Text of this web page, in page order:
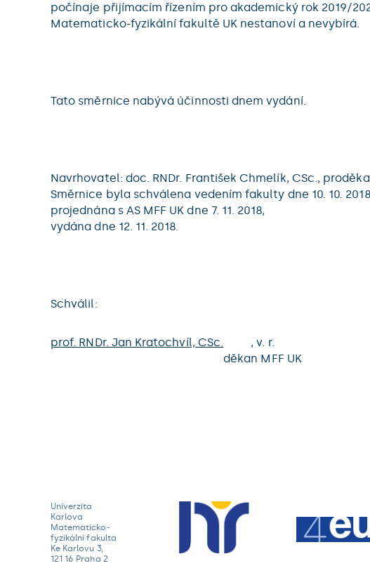
počínaje přijímacím řízením pro akademický rok 2019/
Matematicko-fyzikální fakultě UK nestanoví a nevybírá.
Tato směrnice nabývá účinnosti dnem vydání.
Navrhovatel: doc. RNDr. František Chmelík, CSc.,
Směrnice byla schválena vedením fakulty dne 10. 10.
projednána s AS MFF UK dne 7. 11. 2018,
vydána dne 12. 11. 2018.
Schválil:
prof. RNDr. Jan Kratochvíl, CSc.
, v. r.
děkan MFF UK
Univerzita
Karlova
Matematicko-
fyzikální fakulta
Ke Karlovu 3,
121 16 Praha 2